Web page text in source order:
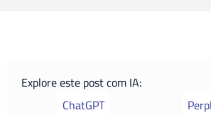
Explore este post com IA:
ChatGPT